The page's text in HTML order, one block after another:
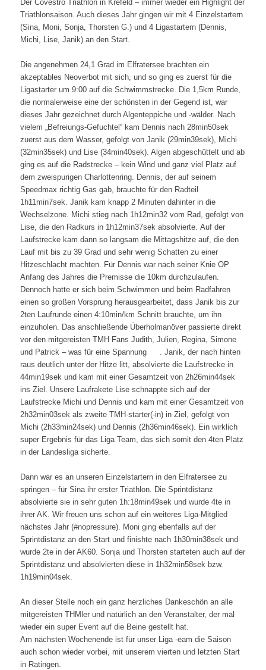
Der Covestro Triathlon in Krefeld – immer wieder ein Highlight der
Triathlonsaison. Auch dieses Jahr gingen wir mit 4 Einzelstartern
(Sina, Moni, Sonja, Thorsten G.) und 4 Ligastartern (Dennis,
Michi, Lise, Janik) an den Start.
Die angenehmen 24,1 Grad im Elfratersee brachten ein
akzeptables Neoverbot mit sich, und so ging es zuerst für die
Ligastarter um 9:00 auf die Schwimmstrecke. Die 1,5km Runde,
die normalerweise eine der schönsten in der Gegend ist, war
dieses Jahr gezeichnet durch Algenteppiche und -wälder. Nach
vielem „Befreiungs-Gefuchtel“ kam Dennis nach 28min50sek
zuerst aus dem Wasser, gefolgt von Janik (29min39sek), Michi
(32min35sek) und Lise (34min40sek). Algen abgeschüttelt und ab
ging es auf die Radstrecke – kein Wind und ganz viel Platz auf
dem zweispurigen Charlottenring. Dennis, der auf seinem
Speedmax richtig Gas gab, brauchte für den Radteil
1h11min7sek. Janik kam knapp 2 Minuten dahinter in die
Wechselzone. Michi stieg nach 1h12min32 vom Rad, gefolgt von
Lise, die den Radkurs in 1h12min37sek absolvierte. Auf der
Laufstrecke kam dann so langsam die Mittagshitze auf, die den
Lauf mit bis zu 39 Grad und sehr wenig Schatten zu einer
Hitzeschlacht machten. Für Dennis war nach seiner Knie OP
Anfang des Jahres die Premisse die 10km durchzulaufen.
Dennoch hatte er sich beim Schwimmen und beim Radfahren
einen so großen Vorsprung herausgearbeitet, dass Janik bis zur
2ten Laufrunde einen 4:10min/km Schnitt brauchte, um ihn
einzuholen. Das anschließende Überholmanöver passierte direkt
vor den mitgereisten TMH Fans Judith, Julien, Regina, Simone
und Patrick – was für eine Spannung
. Janik, der nach hinten
raus deutlich unter der Hitze litt, absolvierte die Laufstrecke in
44min19sek und kam mit einer Gesamtzeit von 2h26min44sek
ins Ziel. Unsere Laufrakete Lise schnappte sich auf der
Laufstrecke Michi und Dennis und kam mit einer Gesamtzeit von
2h32min03sek als zweite TMH-starter(-in) in Ziel, gefolgt von
Michi (2h33min24sek) und Dennis (2h36min46sek). Ein wirklich
super Ergebnis für das Liga Team, das sich somit den 4ten Platz
in der Landesliga sicherte.
Dann war es an unseren Einzelstartern in den Elfratersee zu
springen – für Sina ihr erster Triathlon. Die Sprintdistanz
absolvierte sie in sehr guten 1h:18min49sek und wurde 4te in
ihrer AK. Wir freuen uns schon auf ein weiteres Liga-Mitglied
nächstes Jahr (#nopressure). Moni ging ebenfalls auf der
Sprintdistanz an den Start und finishte nach 1h30min38sek und
wurde 2te in der AK60. Sonja und Thorsten starteten auch auf der
Sprintdistanz und absolvierten diese in 1h32min58sek bzw.
1h19min04sek.
An dieser Stelle noch ein ganz herzliches Dankeschön an alle
mitgereisten THMler und natürlich an den Veranstalter, der mal
wieder ein super Event auf die Beine gestellt hat.
Am nächsten Wochenende ist für unser Liga -eam die Saison
auch schon wieder vorbei, mit unserem vierten und letzten Start
in Ratingen.